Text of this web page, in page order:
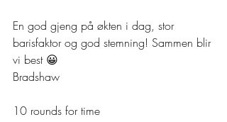
En god gjeng på økten i dag, stor
barisfaktor og god stemning! Sammen blir
vi best 😀
Bradshaw
10 rounds for time